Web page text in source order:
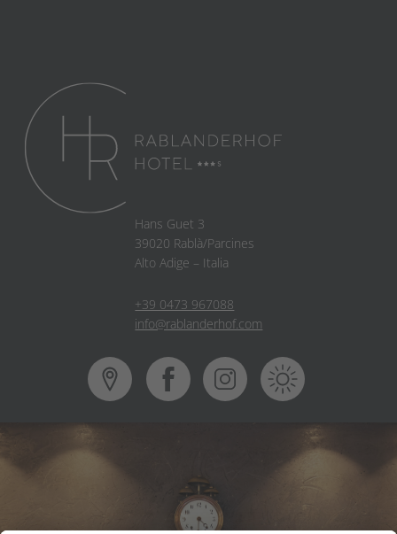
Hans Guet 3
39020 Rablà/Parcines
Alto Adige – Italia
+39 0473 967088
info@rablanderhof.com